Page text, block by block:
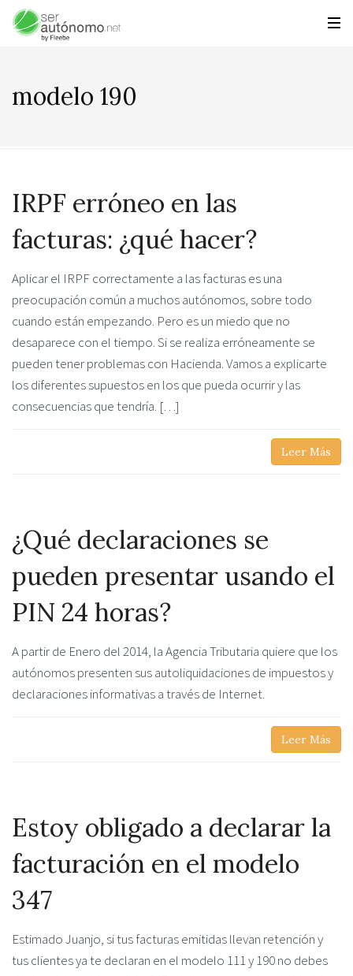
modelo 190
IRPF erróneo en las
facturas: ¿qué hacer?
Aplicar el IRPF correctamente a las facturas es una
preocupación común a muchos autónomos, sobre todo
cuando están empezando. Pero es un miedo que no
desaparece con el tiempo. Si se realiza erróneamente se
pueden tener problemas con Hacienda. Vamos a explicarte
los diferentes supuestos en los que pueda ocurrir y las
consecuencias que tendría. […]
Leer Más
¿Qué declaraciones se
pueden presentar usando el
PIN 24 horas?
A partir de Enero del 2014, la Agencia Tributaria quiere que los
autónomos presenten sus autoliquidaciones de impuestos y
declaraciones informativas a través de Internet.
Leer Más
Estoy obligado a declarar la
facturación en el modelo
347
Estimado Juanjo, si tus facturas emitidas llevan retención y
tus clientes ya te declaran en el modelo 111 y 190 no debes